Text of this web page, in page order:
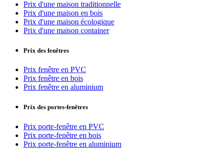
Prix d'une maison traditionnelle
Prix d'une maison en bois
Prix d'une maison écologique
Prix d'une maison container
Prix des fenêtres
Prix fenêtre en PVC
Prix fenêtre en bois
Prix fenêtre en aluminium
Prix des portes-fenêtres
Prix porte-fenêtre en PVC
Prix porte-fenêtre en bois
Prix porte-fenêtre en aluminium